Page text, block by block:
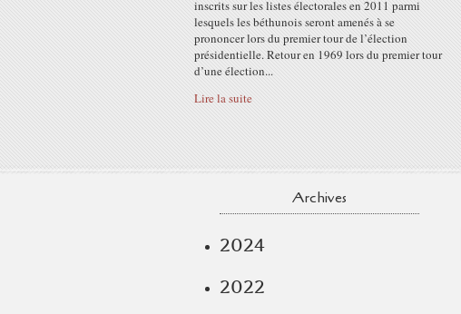
inscrits sur les listes électorales en 2011 parmi
lesquels les béthunois seront amenés à se
prononcer lors du premier tour de l’élection
présidentielle. Retour en 1969 lors du premier tour
d’une élection...
Lire la suite
Archives
2024
2022